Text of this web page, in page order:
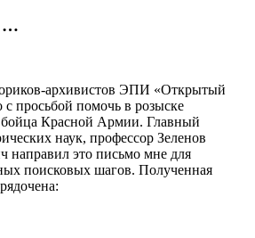
…
архивистов ЭПИ «Открытый
просьбой помочь в розыске
бойца Красной Армии. Главный
наук, профессор Зеленов
это письмо мне для
поисковых шагов. Полученная